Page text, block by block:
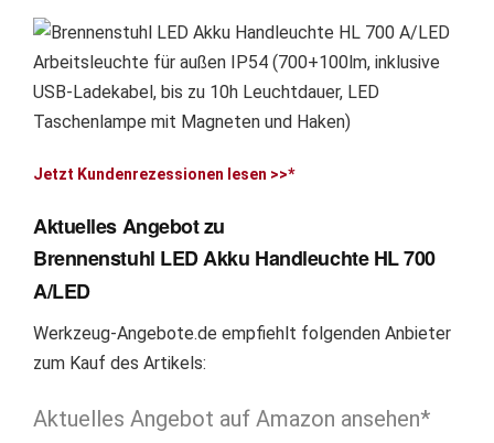
Jetzt Kundenrezessionen lesen >>*
Aktuelles Angebot zu
Brennenstuhl LED Akku Handleuchte HL 700
A/LED
Werkzeug-Angebote.de empfiehlt folgenden Anbieter
zum Kauf des Artikels:
Aktuelles Angebot auf Amazon ansehen*